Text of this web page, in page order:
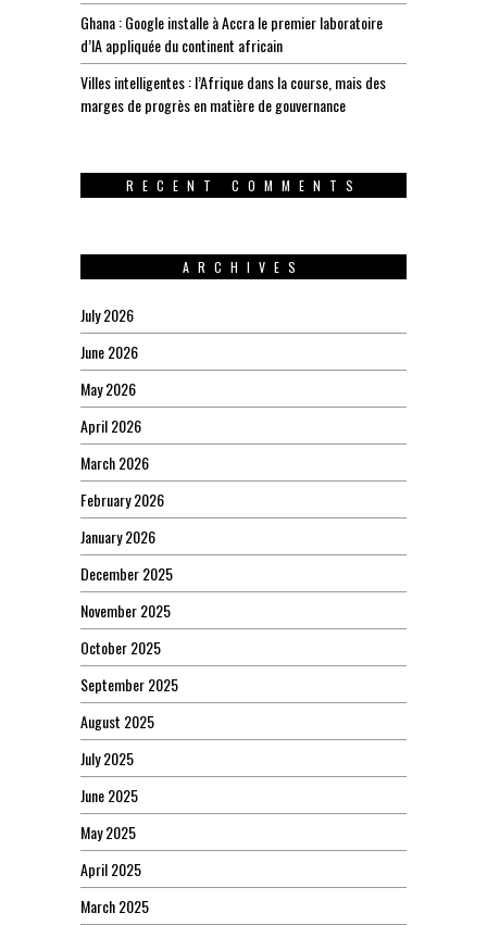
Ghana : Google installe à Accra le premier laboratoire
d’IA appliquée du continent africain
Villes intelligentes : l’Afrique dans la course, mais des
marges de progrès en matière de gouvernance
RECENT COMMENTS
ARCHIVES
July 2026
June 2026
May 2026
April 2026
March 2026
February 2026
January 2026
December 2025
November 2025
October 2025
September 2025
August 2025
July 2025
June 2025
May 2025
April 2025
March 2025